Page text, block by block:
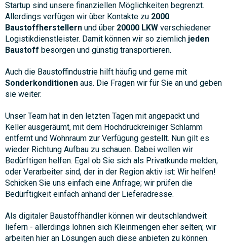
Startup sind unsere finanziellen Möglichkeiten begrenzt.
Allerdings verfügen wir über Kontakte zu 2000
Baustoffherstellern und über 20000 LKW verschiedener
Logistikdienstleister. Damit können wir so ziemlich jeden
Baustoff besorgen und günstig transportieren.
Auch die Baustoffindustrie hilft häufig und gerne mit
Sonderkonditionen aus. Die Fragen wir für Sie an und geben
sie weiter.
Unser Team hat in den letzten Tagen mit angepackt und
Keller ausgeräumt, mit dem Hochdruckreiniger Schlamm
entfernt und Wohnraum zur Verfügung gestellt. Nun gilt es
wieder Richtung Aufbau zu schauen. Dabei wollen wir
Bedürftigen helfen. Egal ob Sie sich als Privatkunde melden,
oder Verarbeiter sind, der in der Region aktiv ist: Wir helfen!
Schicken Sie uns einfach eine Anfrage; wir prüfen die
Bedürftigkeit einfach anhand der Lieferadresse.
Als digitaler Baustoffhändler können wir deutschlandweit
liefern - allerdings lohnen sich Kleinmengen eher selten; wir
arbeiten hier an Lösungen auch diese anbieten zu können.